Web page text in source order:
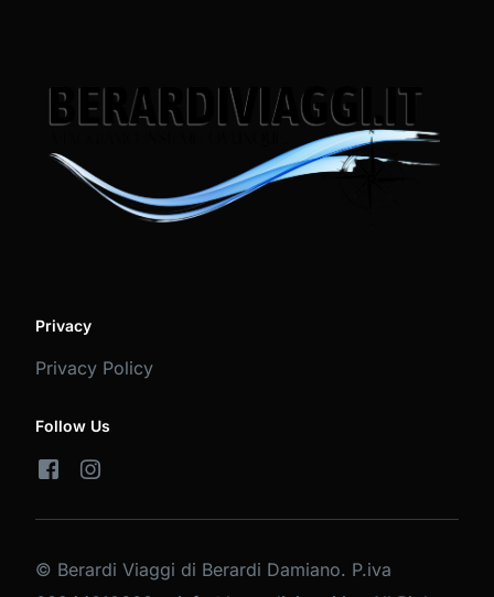
Privacy
Privacy Policy
Follow Us
© Berardi Viaggi di Berardi Damiano. P.iva